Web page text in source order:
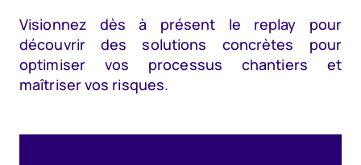
Visionnez dès à présent le replay pour
découvrir des solutions concrètes pour
optimiser vos processus chantiers et
maîtriser vos risques.